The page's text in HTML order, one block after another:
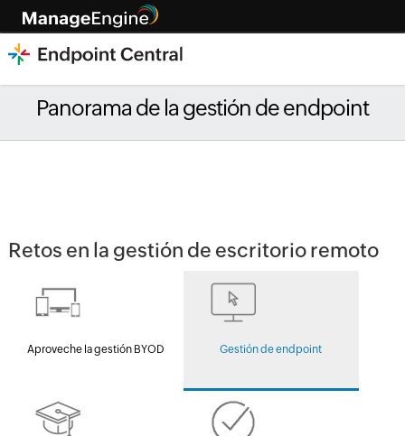
Panorama de la gestión de endpoint
Retos en la gestión de escritorio remoto
Aproveche la gestión BYOD Gestión de endpoint